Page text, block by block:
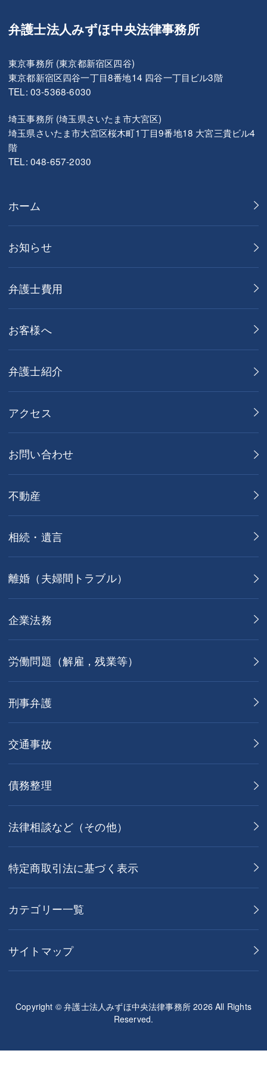
弁護士法人みずほ中央法律事務所
東京事務所 (東京都新宿区四谷)
東京都新宿区四谷一丁目8番地14 四谷一丁目ビル3階
TEL: 03-5368-6030
埼玉事務所 (埼玉県さいたま市大宮区)
埼玉県さいたま市大宮区桜木町1丁目9番地18 大宮三貴ビル4
階
TEL: 048-657-2030
ホーム
お知らせ
弁護士費用
お客様へ
弁護士紹介
アクセス
お問い合わせ
不動産
相続・遺言
離婚（夫婦間トラブル）
企業法務
労働問題（解雇，残業等）
刑事弁護
交通事故
債務整理
法律相談など（その他）
特定商取引法に基づく表示
カテゴリー一覧
サイトマップ
Copyright © 弁護士法人みずほ中央法律事務所 2026 All Rights
Reserved.